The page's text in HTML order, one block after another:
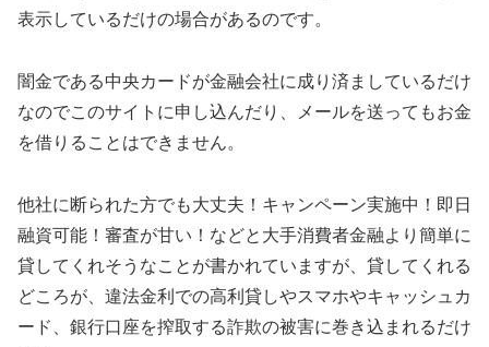
表示しているだけの場合があるのです。
闇金である中央カードが金融会社に成り済ましているだけ
なのでこのサイトに申し込んだり、メールを送ってもお金
を借りることはできません。
他社に断られた方でも大丈夫！キャンペーン実施中！即日
融資可能！審査が甘い！などと大手消費者金融より簡単に
貸してくれそうなことが書かれていますが、貸してくれる
どころが、違法金利での高利貸しやスマホやキャッシュカ
ード、銀行口座を搾取する詐欺の被害に巻き込まれるだけ